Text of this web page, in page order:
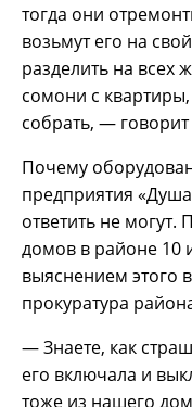
тогда они
возьмут его на
разделить на всех
сомони с
собрать, —
Почему
предприятия
ответить не
домов в районе 10
выяснением этого
прокуратура
— Знаете, как
его включала и
тоже из нашего